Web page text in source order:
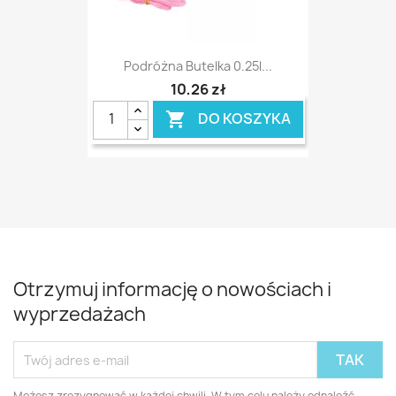
Podróżna Butelka 0.25l...
10,26 zł
 DO KOSZYKA
Otrzymuj informację o nowościach i
wyprzedażach